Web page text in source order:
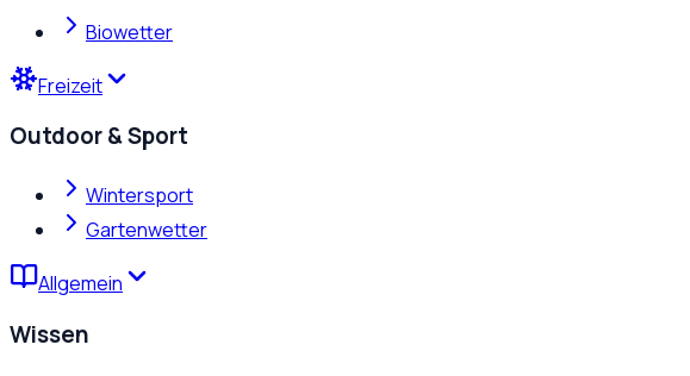
Biowetter
Freizeit
Outdoor & Sport
Wintersport
Gartenwetter
Allgemein
Wissen